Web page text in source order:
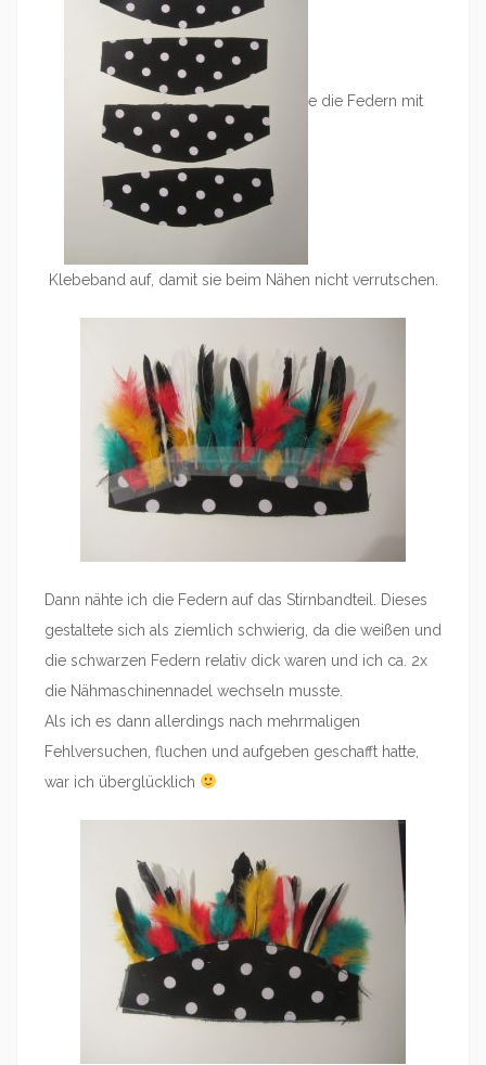
e die Federn mit
Klebeband auf, damit sie beim Nähen nicht verrutschen.
Dann nähte ich die Federn auf das Stirnbandteil. Dieses
gestaltete sich als ziemlich schwierig, da die weißen und
die schwarzen Federn relativ dick waren und ich ca. 2x
die Nähmaschinennadel wechseln musste.
Als ich es dann allerdings nach mehrmaligen
Fehlversuchen, fluchen und aufgeben geschafft hatte,
war ich überglücklich